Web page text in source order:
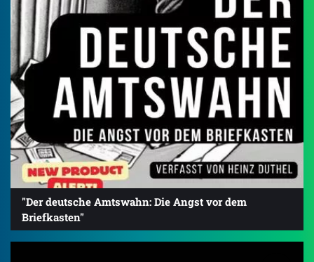
"Der deutsche Amtswahn: Die Angst vor dem
Briefkasten"